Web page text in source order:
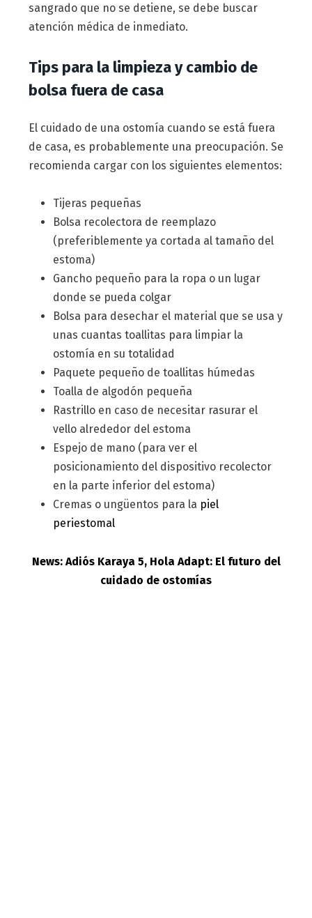
sangrado que no se detiene, se debe buscar
atención médica de inmediato.
Tips para la limpieza y cambio de
bolsa fuera de casa
El cuidado de una ostomía cuando se está fuera
de casa, es probablemente una preocupación. Se
recomienda cargar con los siguientes elementos:
Tijeras pequeñas
Bolsa recolectora de reemplazo
(preferiblemente ya cortada al tamaño del
estoma)
Gancho pequeño para la ropa o un lugar
donde se pueda colgar
Bolsa para desechar el material que se usa y
unas cuantas toallitas para limpiar la
ostomía en su totalidad
Paquete pequeño de toallitas húmedas
Toalla de algodón pequeña
Rastrillo en caso de necesitar rasurar el
vello alrededor del estoma
Espejo de mano (para ver el
posicionamiento del dispositivo recolector
en la parte inferior del estoma)
Cremas o ungüentos para la piel
periestomal
News: Adiós Karaya 5, Hola Adapt: El futuro del
cuidado de ostomías